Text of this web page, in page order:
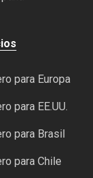
para Europa
para EE.UU.
para Brasil
para Chile